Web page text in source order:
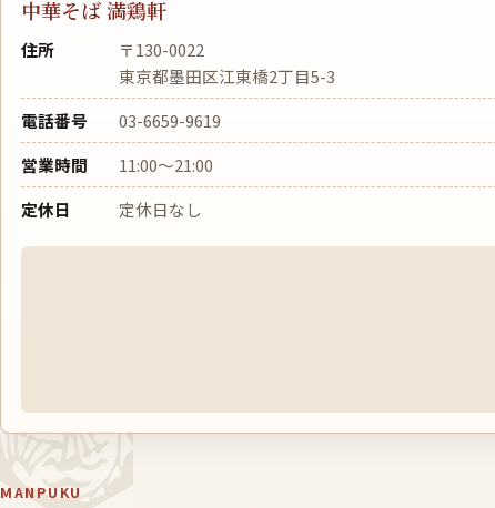
中華そば 満鶏軒
住所
〒130-0022
東京都墨田区江東橋2丁目5-3
電話番号
03-6659-9619
営業時間
11:00〜21:00
定休日
定休日なし
MANPUKU